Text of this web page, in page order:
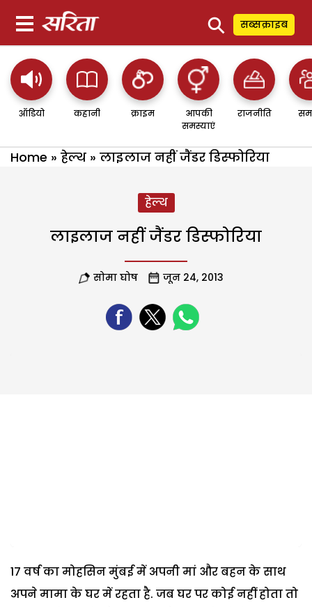
⚲ सब्सक्राइब
ऑडियो कहानी क्राइम
आपकी
समस्याएं
राजनीति
Home » हेल्थ » लाइलाज नहीं जैंडर डिस्फोरिया
हेल्थ
लाइलाज नहीं जैंडर डिस्फोरिया
सोमा घोष जून 24, 2013
17 वर्ष का मोहसिन मुंबई में अपनी मां और बहन के साथ
अपने मामा के घर में रहता है. जब घर पर कोई नहीं होता तो